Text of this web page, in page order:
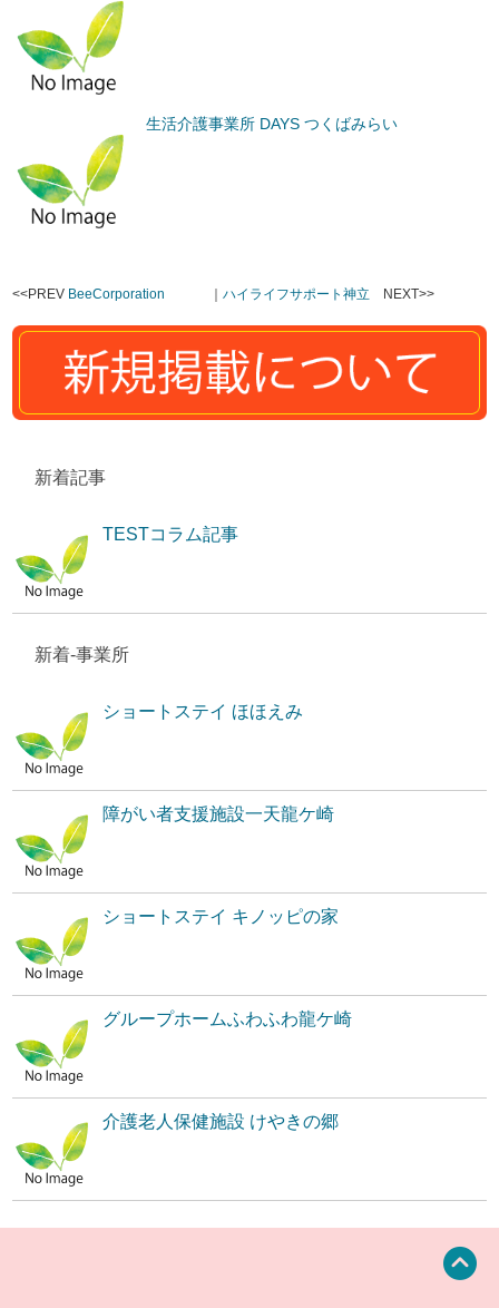
生活介護事業所 DAYS つくばみらい
<<PREV BeeCorporation ｜ハイライフサポート神立 NEXT>>
新着記事
TESTコラム記事
新着-事業所
ショートステイ ほほえみ
障がい者支援施設一天龍ケ崎
ショートステイ キノッピの家
グループホームふわふわ龍ケ崎
介護老人保健施設 けやきの郷